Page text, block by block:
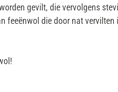
gevilt, die vervolgens
feeënwol die door nat vervilten